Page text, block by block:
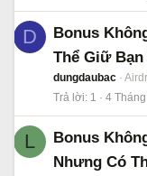
D
Bonus
Thể Giữ
dungdaubac
Trả lời 1 4
L
Bonus
Nhưng Có